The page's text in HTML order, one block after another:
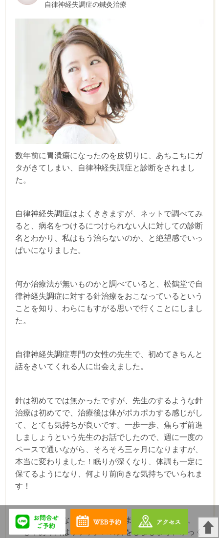
自律神経失調症の鍼灸治療
数年前に胃潰瘍になったのを皮切りに、あちこちにガ
タがきてしまい、自律神経失調症と診断をされまし
た。
自律神経失調症はよくききますが、ネットで調べてみ
ると、病名をつけるにつけられない人に対しての診断
名とわかり、私はもう治らないのか、と絶望感でいっ
ぱいになりました。
何か治療法が無いものかと調べていると、松鶴堂で自
律神経失調症に対する針治療をおこなっているという
ことを知り、わらにもすがる思いで行くことにしまし
た。
自律神経失調症専門の女性の先生で、初めてきちんと
話をきいてくれる人に出会えました。
針は初めてでは無かったですが、先生のするような針
治療は初めてで、治療後は体がポカポカする感じがし
て、とても気持ちが良いです。一歩一歩、焦らず前進
しましょうという先生のお話でしたので、週に一度の
ペースで通いながら、そろそろ三ヶ月になりますが、
本当に変わりました！眠りが深くなり、体調も一定に
保てるようになり、何より前向きな気持ちでいられま
す！
「今日は特になにも無いけど来ました」というと、
「じゃあ今日はリラックスの針をしましょう、ゆっく